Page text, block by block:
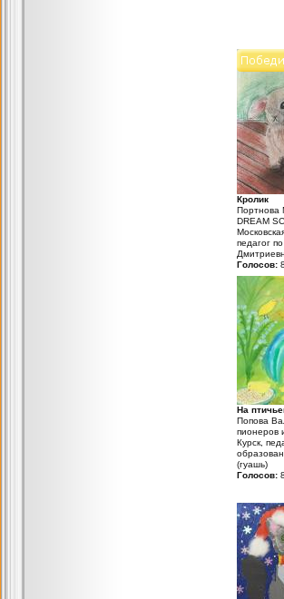
Кролик
Портнова
DREAM
педагог
Голосов: 8
На
Попова
пионеров
Курск,
(гуашь)
Голосов: 8